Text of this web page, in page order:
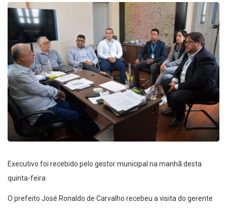
Executivo foi recebido pelo gestor municipal na manhã desta
quinta-feira
O prefeito José Ronaldo de Carvalho recebeu a visita do gerente